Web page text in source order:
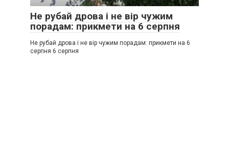
Не рубай дрова і не вір чужим
порадам: прикмети на 6 серпня
Не рубай дрова і не вір чужим порадам: прикмети на 6
серпня 6 серпня